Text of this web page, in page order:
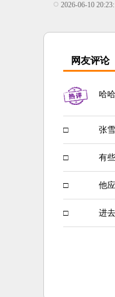
2026-06-10
网友评论
哈
□ 张
□ 有
□ 他
□ 进